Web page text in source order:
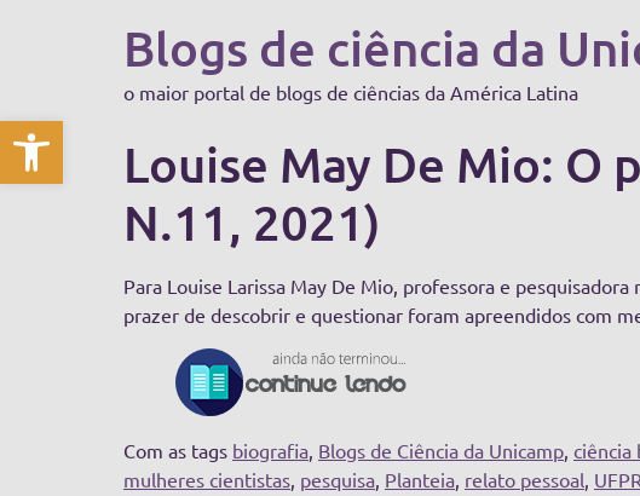
Abrir a barra de ferramentas
Blogs de ciência da
o maior portal de blogs de ciências da América Latina
Louise May De Mio: O
N.11, 2021)
Para Louise Larissa May De Mio, professora e
prazer de descobrir e questionar foram apreendidos com
Com as tags biografia, Blogs de Ciência da Unicamp, ciência
mulheres cientistas, pesquisa, Planteia, relato pessoal, UFPR